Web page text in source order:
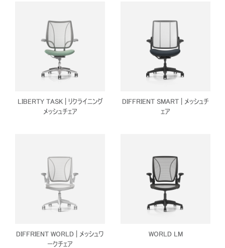
あなたの場所を選択してください
SIGN IN WITH SSO
パスワードを忘れた
Region
アカウント作成
入力
LIBERTY TASK | リクライニング
メッシュチェア
DIFFRIENT SMART | メッシュチ
ェア
DIFFRIENT WORLD | メッシュワ
ークチェア
WORLD LM